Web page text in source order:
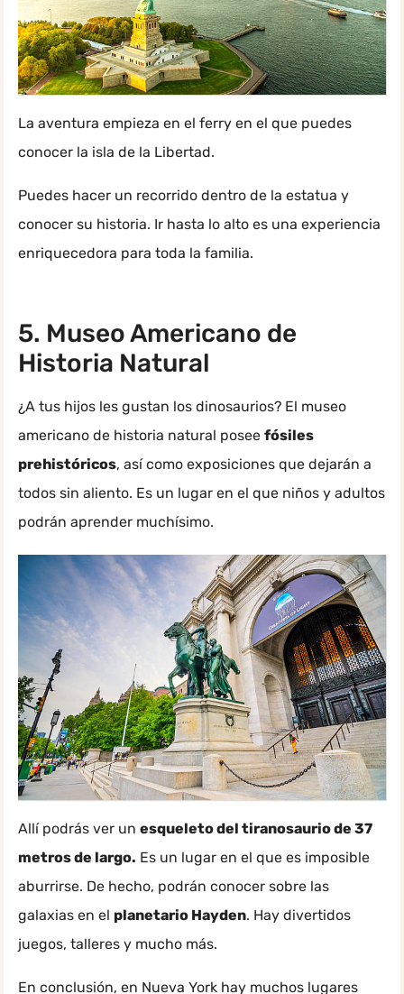
La aventura empieza en el ferry en el que puedes
conocer la isla de la Libertad.
Puedes hacer un recorrido dentro de la estatua y
conocer su historia. Ir hasta lo alto es una experiencia
enriquecedora para toda la familia.
5. Museo Americano de
Historia Natural
¿A tus hijos les gustan los dinosaurios? El museo
americano de historia natural posee fósiles
prehistóricos, así como exposiciones que dejarán a
todos sin aliento. Es un lugar en el que niños y adultos
podrán aprender muchísimo.
Allí podrás ver un esqueleto del tiranosaurio de 37
metros de largo. Es un lugar en el que es imposible
aburrirse. De hecho, podrán conocer sobre las
galaxias en el planetario Hayden. Hay divertidos
juegos, talleres y mucho más.
En conclusión, en Nueva York hay muchos lugares